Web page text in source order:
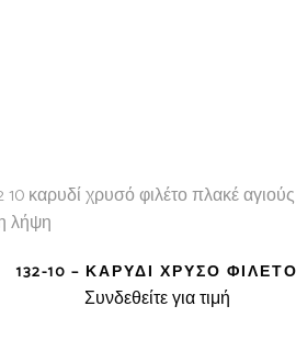
132-10 – ΚΑΡΥΔΊ ΧΡΥΣΌ ΦΙΛΈΤΟ
Συνδεθείτε για τιμή